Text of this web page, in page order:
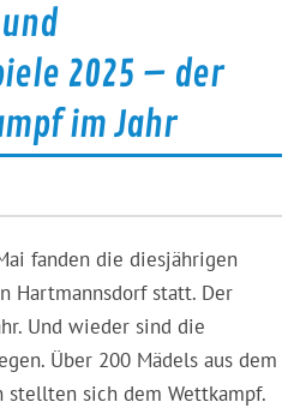
2025 – der
im Jahr
fanden die diesjährigen
Hartmannsdorf statt. Der
Und wieder sind die
Über 200 Mädels aus dem
stellten sich dem Wettkampf.